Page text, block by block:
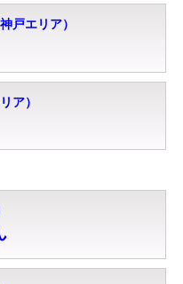
戸エリア）
ア）